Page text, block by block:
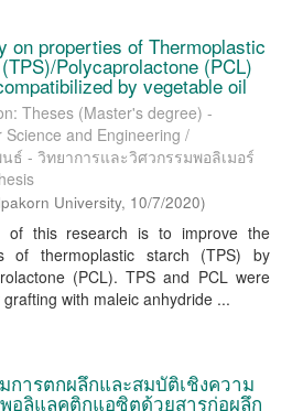
on properties of Thermoplastic
Polycaprolactone (PCL)
by vegetable oil
Theses (Master's degree) -
Science and Engineering /
ธ์ - วิทยาการและวิศวกรรมพอลิเมอร์
University, 10/7/2020)
of this research is to improve the
of thermoplastic starch (TPS) by
(PCL). TPS and PCL were
with maleic anhydride ...
การตกผลึกและสมบัติเชิงความ
อลิแลคติกแอซิตด้วยสารก่อผลึก